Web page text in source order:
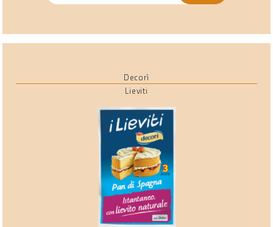
Decorì
Lieviti